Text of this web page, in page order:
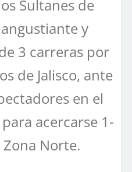
Sultanes de
y
3 carreras por
de Jalisco, ante
en el
acercarse 1-
Zona Norte.